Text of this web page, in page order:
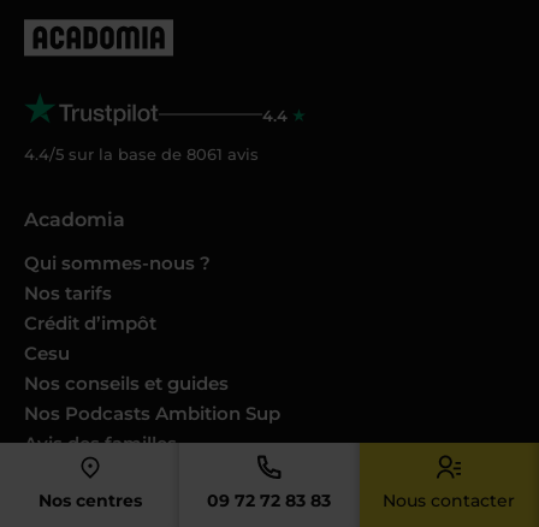
Nos centres 09 72 72 83 83 Nous contacter
4.4
4.4/5 sur la base de 8061 avis
Acadomia
Qui sommes-nous ?
Nos tarifs
Crédit d’impôt
Cesu
Nos conseils et guides
Nos Podcasts Ambition Sup
Avis des familles
Avis des enseignants
Catalogues produits